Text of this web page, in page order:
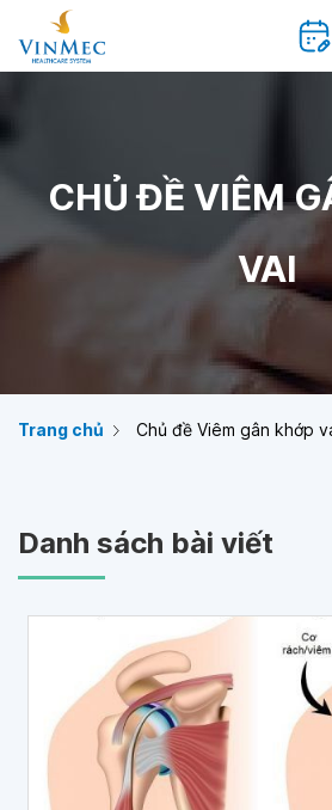
CHỦ ĐỀ VIÊM
VAI
Trang chủ Chủ đề Viêm gân khớp
Danh sách bài viết